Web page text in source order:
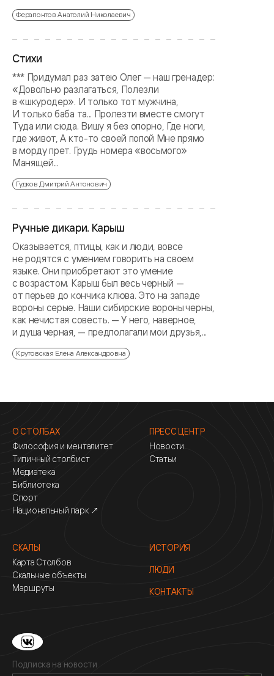
Ферапонтов Анатолий Николаевич
Стихи
*** Придумал раз затею Олег — наш гренадер:
«Довольно разлагаться, Полезли
в «шкуродер». И только тот мужчина,
И только баба та... Пролезти вместе смогут
Туда или сюда. Вишу я без опорно, Где ноги,
где живот, А кто-то своей попой Мне прямо
в морду прет. Грудь номера «восьмого»
Манящей...
Гудков Дмитрий Антонович
Ручные дикари. Карыш
Оказывается, птицы, как и люди, вовсе
не родятся с умением говорить на своем
языке. Они приобретают это умение
с возрастом. Карыш был весь черный —
от перьев до кончика клюва. Это на западе
вороны серые. Наши сибирские вороны черны,
как нечистая совесть. — У него, наверное,
и душа черная, — предполагали мои друзья,...
Крутовская Елена Александровна
О СТОЛБАХ
Философия и менталитет
Типичный столбист
Медиатека
Библиотека
Спорт
Национальный парк ↗
ПРЕСС ЦЕНТР
Новости
Статьи
СКАЛЫ
Карта Столбов
Скальные объекты
Маршруты
ИСТОРИЯ
ЛЮДИ
КОНТАКТЫ
Подписка на новости